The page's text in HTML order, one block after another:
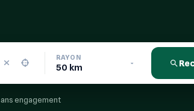
RAYON
engagement